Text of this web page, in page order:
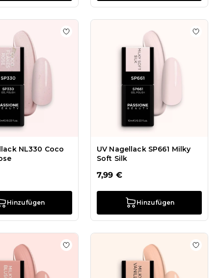
UV Nagellack NL505 Milky Ballerina
NL330 Coco
Hinzufügen
Zur Wunschliste hinzufügen UV Nagellack
UV Nagellack SP661 Milky
Soft Silk
7,99 €
Hinzufügen
Zur
UV Nagellack SP615 Milky Nude
Zur Wunschliste hinzufügen UV Nagellack
Zur